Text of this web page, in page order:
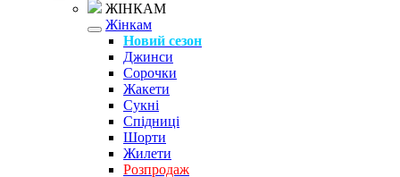
ЖІНКАМ
Жінкам
Новий сезон
Джинси
Сорочки
Жакети
Сукні
Спідниці
Шорти
Жилети
Розпродаж